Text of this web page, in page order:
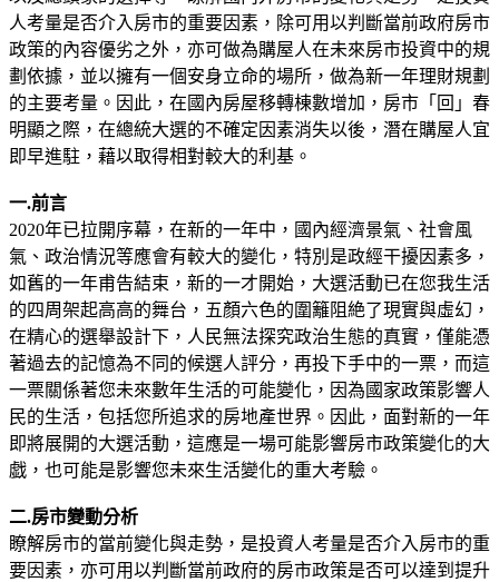
人考量是否介入房市的重要因素，除可用以判斷當前政府房市
政策的內容優劣之外，亦可做為購屋人在未來房市投資中的規
劃依據，並以擁有一個安身立命的場所，做為新一年理財規劃
的主要考量。因此，在國內房屋移轉棟數增加，房市「回」春
明顯之際，在總統大選的不確定因素消失以後，潛在購屋人宜
即早進駐，藉以取得相對較大的利基。
一.前言
2020年已拉開序幕，在新的一年中，國內經濟景氣、社會風
氣、政治情況等應會有較大的變化，特別是政經干擾因素多，
如舊的一年甫告結束，新的一才開始，大選活動已在您我生活
的四周架起高高的舞台，五顏六色的圍籬阻絶了現實與虛幻，
在精心的選舉設計下，人民無法探究政治生態的真實，僅能憑
著過去的記憶為不同的候選人評分，再投下手中的一票，而這
一票關係著您未來數年生活的可能變化，因為國家政策影響人
民的生活，包括您所追求的房地產世界。因此，面對新的一年
即將展開的大選活動，這應是一場可能影響房市政策變化的大
戯，也可能是影響您未來生活變化的重大考驗。
二.房市變動分析
瞭解房市的當前變化與走勢，是投資人考量是否介入房市的重
要因素，亦可用以判斷當前政府的房市政策是否可以達到提升